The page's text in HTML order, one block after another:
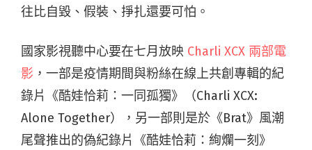
往比自毀、假裝、掙扎還要可怕。
國家影視聽中心要在七月放映 Charli XCX 兩部電
影 ，一部是疫情期間與粉絲在線上共創專輯的紀
錄片《酷娃恰莉：一同孤獨》（Charli XCX:
Alone Together），另一部則是於《Brat》風潮
尾聲推出的偽紀錄片《酷娃恰莉：絢爛一刻》